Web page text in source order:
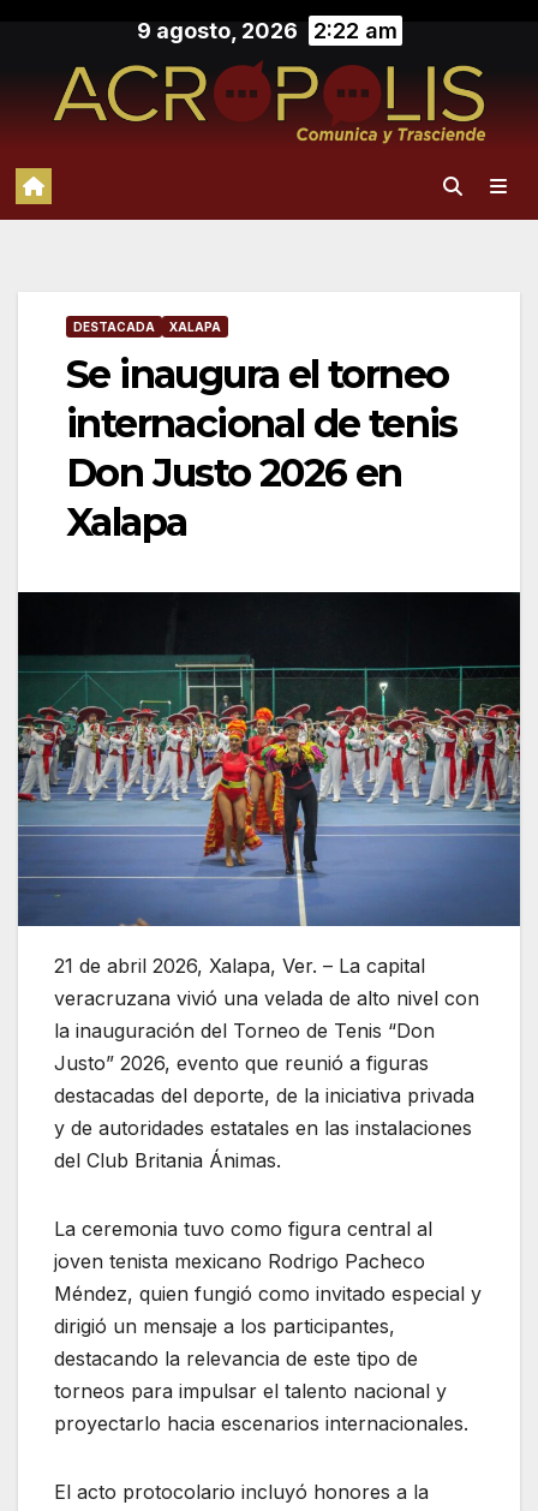
contenido
9 agosto, 2026 2:22 am
DESTACADA XALAPA
Se inaugura el torneo
internacional de tenis
Don Justo 2026 en
Xalapa
21 de abril 2026, Xalapa, Ver. – La capital
veracruzana vivió una velada de alto nivel con
la inauguración del Torneo de Tenis “Don
Justo” 2026, evento que reunió a figuras
destacadas del deporte, de la iniciativa privada
y de autoridades estatales en las instalaciones
del Club Britania Ánimas.
La ceremonia tuvo como figura central al
joven tenista mexicano Rodrigo Pacheco
Méndez, quien fungió como invitado especial y
dirigió un mensaje a los participantes,
destacando la relevancia de este tipo de
torneos para impulsar el talento nacional y
proyectarlo hacia escenarios internacionales.
El acto protocolario incluyó honores a la